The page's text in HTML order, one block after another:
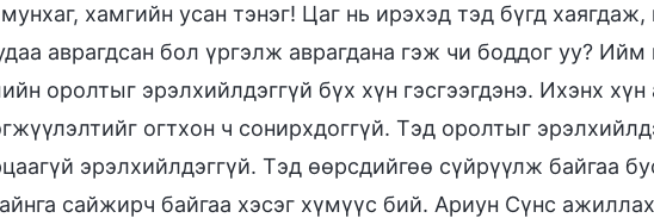
хамгийн усан тэнэг! Цаг нь ирэхэд тэд бүгд хаягдаж,
аврагдсан бол үргэлж аврагдана гэж чи боддог уу?
оролтыг эрэлхийлдэггүй бүх хүн гэсгээгдэнэ. Ихэнх
огтхон ч сонирхдоггүй. Тэд оролтыг
эрэлхийлдэггүй. Тэд өөрсдийгөө сүйрүүлж байгаа
сайжирч байгаа хэсэг хүмүүс бий. Ариун Сүнс